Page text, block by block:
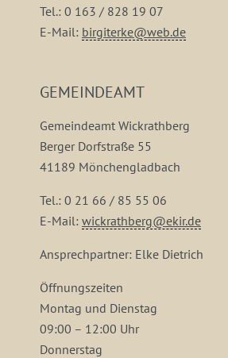
Tel.: 0 163 / 828 19 07
E-Mail: birgiterke@web.de
GEMEINDEAMT
Gemeindeamt Wickrathberg
Berger Dorfstraße 55
41189 Mönchengladbach
Tel.: 0 21 66 / 85 55 06
E-Mail: wickrathberg@ekir.de
Ansprechpartner: Elke Dietrich
Öffnungszeiten
Montag und Dienstag
09:00 – 12:00 Uhr
Donnerstag